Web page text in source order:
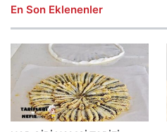
En Son Eklenenler